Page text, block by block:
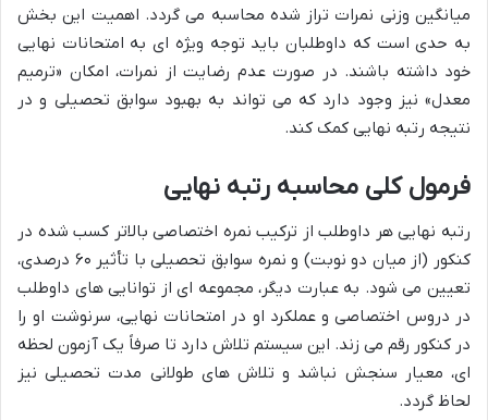
میانگین وزنی نمرات تراز شده محاسبه می گردد. اهمیت این بخش
به حدی است که داوطلبان باید توجه ویژه ای به امتحانات نهایی
خود داشته باشند. در صورت عدم رضایت از نمرات، امکان «ترمیم
معدل» نیز وجود دارد که می تواند به بهبود سوابق تحصیلی و در
نتیجه رتبه نهایی کمک کند.
فرمول کلی محاسبه رتبه نهایی
رتبه نهایی هر داوطلب از ترکیب نمره اختصاصی بالاتر کسب شده در
کنکور (از میان دو نوبت) و نمره سوابق تحصیلی با تأثیر ۶۰ درصدی،
تعیین می شود. به عبارت دیگر، مجموعه ای از توانایی های داوطلب
در دروس اختصاصی و عملکرد او در امتحانات نهایی، سرنوشت او را
در کنکور رقم می زند. این سیستم تلاش دارد تا صرفاً یک آزمون لحظه
ای، معیار سنجش نباشد و تلاش های طولانی مدت تحصیلی نیز
لحاظ گردد.